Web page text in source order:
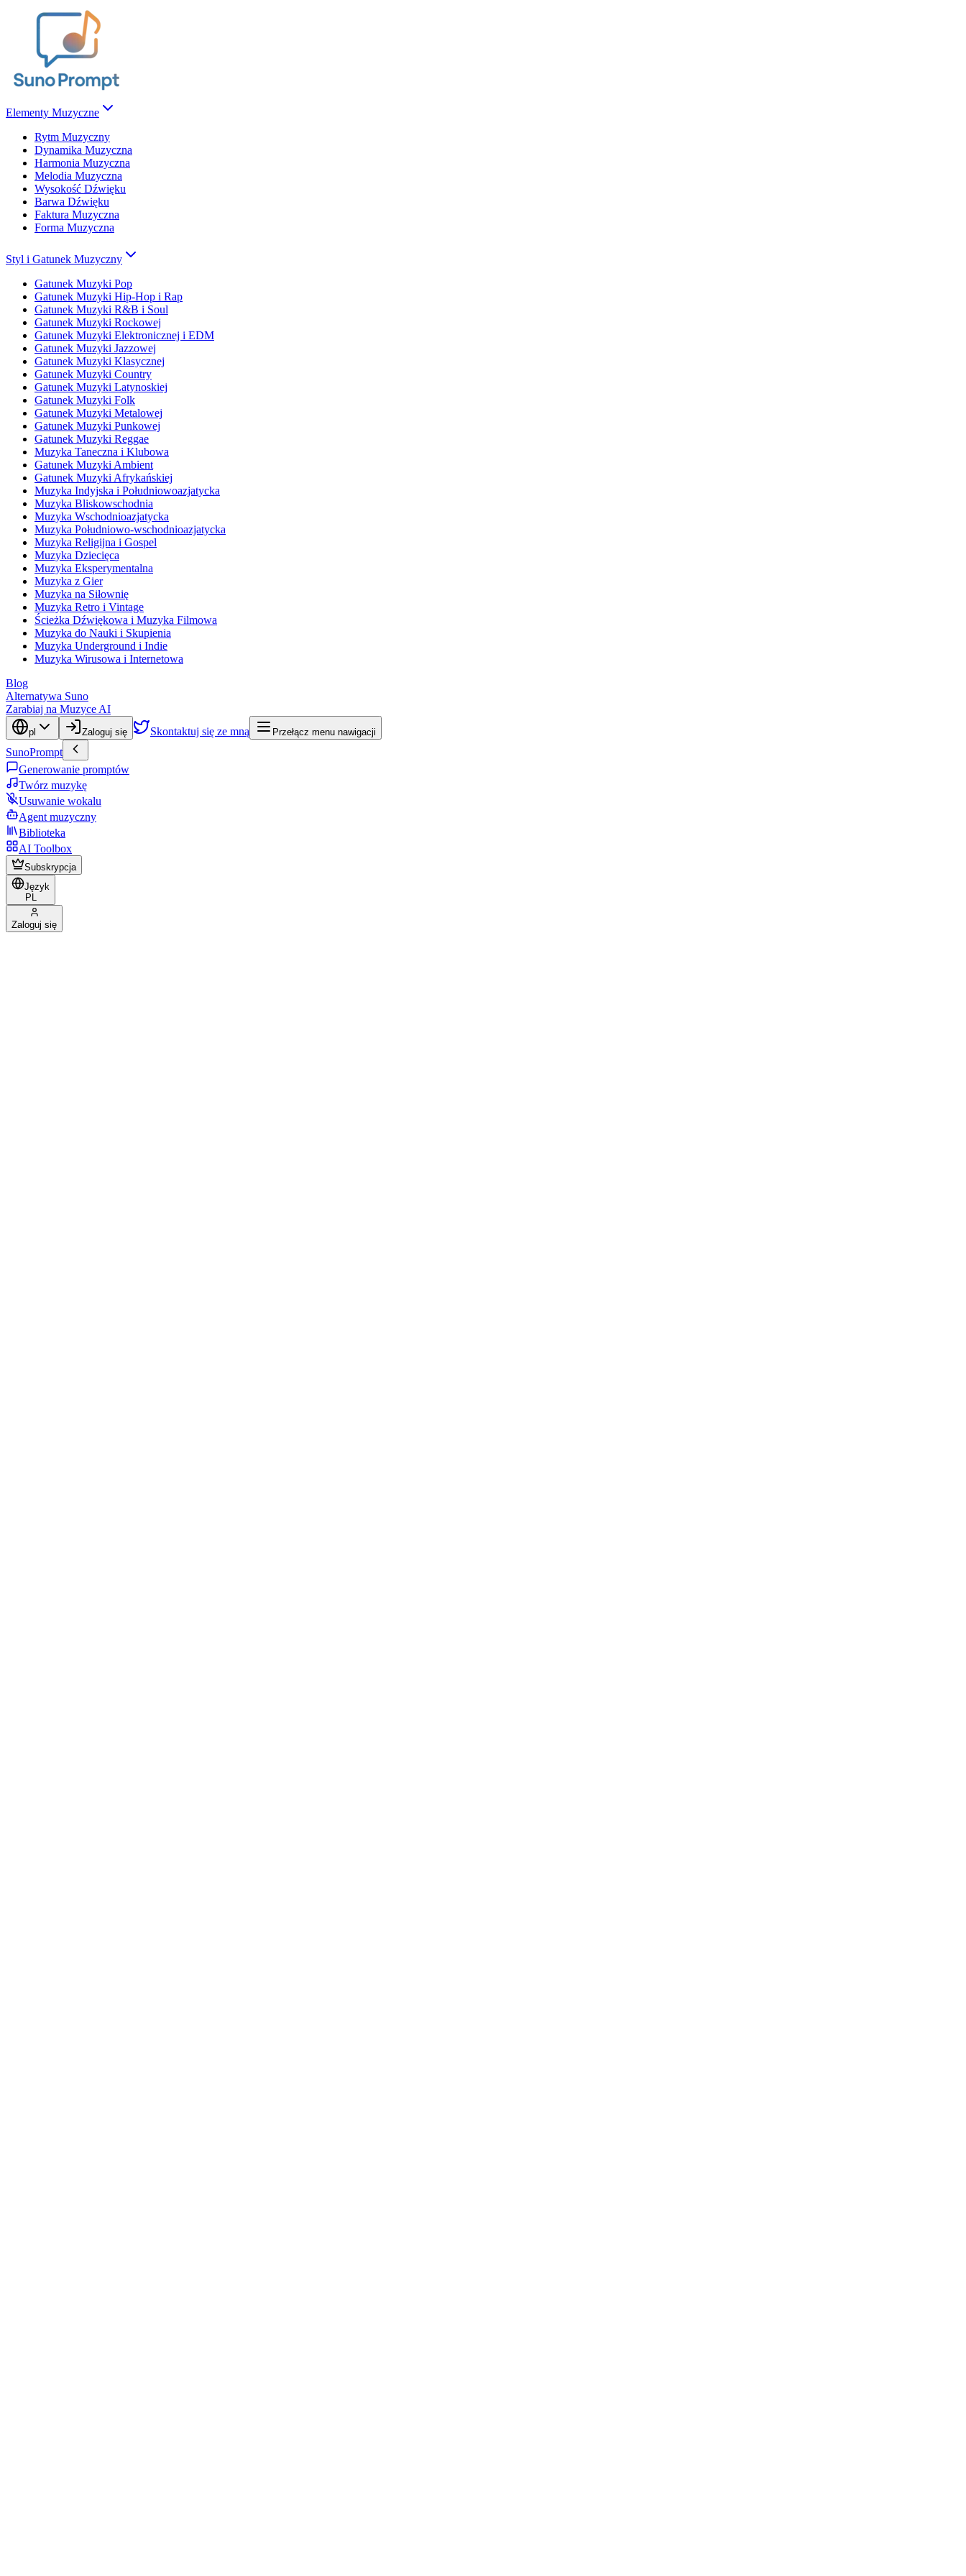
Elementy Muzyczne
Rytm Muzyczny
Dynamika Muzyczna
Harmonia Muzyczna
Melodia Muzyczna
Wysokość Dźwięku
Barwa Dźwięku
Faktura Muzyczna
Forma Muzyczna
Styl i Gatunek Muzyczny
Gatunek Muzyki Pop
Gatunek Muzyki Hip-Hop i Rap
Gatunek Muzyki R&B i Soul
Gatunek Muzyki Rockowej
Gatunek Muzyki Elektronicznej i EDM
Gatunek Muzyki Jazzowej
Gatunek Muzyki Klasycznej
Gatunek Muzyki Country
Gatunek Muzyki Latynoskiej
Gatunek Muzyki Folk
Gatunek Muzyki Metalowej
Gatunek Muzyki Punkowej
Gatunek Muzyki Reggae
Muzyka Taneczna i Klubowa
Gatunek Muzyki Ambient
Gatunek Muzyki Afrykańskiej
Muzyka Indyjska i Południowoazjatycka
Muzyka Bliskowschodnia
Muzyka Wschodnioazjatycka
Muzyka Południowo-wschodnioazjatycka
Muzyka Religijna i Gospel
Muzyka Dziecięca
Muzyka Eksperymentalna
Muzyka z Gier
Muzyka na Siłownię
Muzyka Retro i Vintage
Ścieżka Dźwiękowa i Muzyka Filmowa
Muzyka do Nauki i Skupienia
Muzyka Underground i Indie
Muzyka Wirusowa i Internetowa
Blog
Alternatywa Suno
Zarabiaj na Muzyce AI
pl Zaloguj się Skontaktuj się ze mną Przełącz menu nawigacji
SunoPrompt
Generowanie promptów
Twórz muzykę
Usuwanie wokalu
Agent muzyczny
Biblioteka
AI Toolbox
Subskrypcja
Język
PL
Zaloguj się